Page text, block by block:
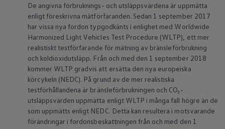
Laddboxen ID. Charger
Vad innebär "räckvidd enligt WLTP?"
Tekniken i elbilen
Klimatanläggning
Värmepump
Bromssystemet i ID.
Batterigaranti och underhåll
ID. Högspänningsbatteri
GTX: Elektrisk prestanda
Elbilsbatteriets råvaror
Mjukvaruuppdateringar för ID.
Enkelt förklarat – så fungerar din ID.
Vanliga frågor
ID. Drivers Club
De angivna förbruknings- och utsläppsvärdena är uppmätta
enligt föreskrivna mätförfaranden. Sedan 1 september 2017
har vissa nya fordon typgodkänts i enlighet med Worldwide
Harmonized Light Vehicles Test Procedure (WLTP), ett mer
realistiskt testförfarande för mätning av bränsleförbrukning
och koldioxidutsläpp. Från och med den 1 september 2018
kommer WLTP gradvis att ersätta den nya europeiska
körcykeln (NEDC). På grund av de mer realistiska
testförhållandena är bränsleförbrukningen och CO₂-
utsläppsvärden uppmätta enligt WLTP i många fall högre än de
som uppmätts enligt NEDC. Detta kan resultera i motsvarande
förändringar i fordonsbeskattningen från och med den 1